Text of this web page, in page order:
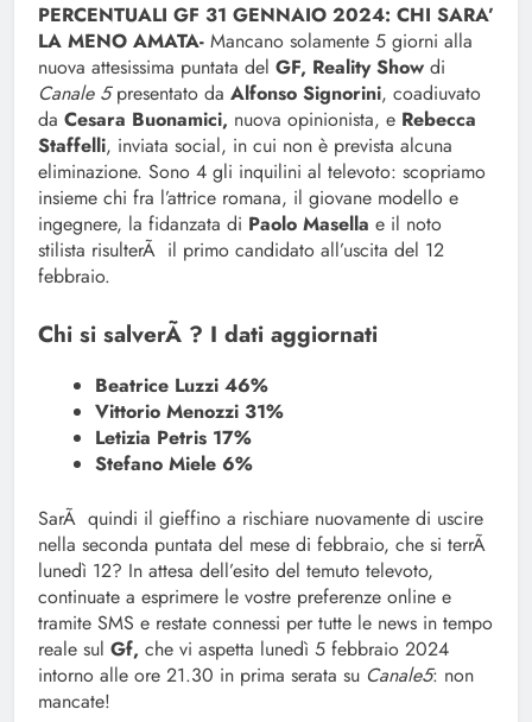
PERCENTUALI GF 31 GENNAIO 2024: CHI SARA’
LA MENO AMATA- Mancano solamente 5 giorni alla
nuova attesissima puntata del GF, Reality Show di
Canale 5presentato da Alfonso Signorini, coadiuvato
da Cesara Buonamici, nuova opinionista, e Rebecca
Staffelli, inviata social, in cui non è prevista alcuna
eliminazione. Sono 4 gli inquilini al televoto: scopriamo
insieme chi fra l’attrice romana, il giovane modello e
ingegnere, la fidanzata di Paolo Masella e il noto
stilista risulterÃ il primo candidato all’uscita del 12
febbraio.
Chi si salverÃ ? I dati aggiornati
Beatrice Luzzi 46%
Vittorio Menozzi 31%
Letizia Petris 17%
Stefano Miele 6%
SarÃ quindi il gieffino a rischiare nuovamente di uscire
nella seconda puntata del mese di febbraio, che si terrÃ
lunedì 12? In attesa dell’esito del temuto televoto,
continuate a esprimere le vostre preferenze online e
tramite SMS e restate connessi per tutte le news in tempo
reale sul Gf, che vi aspetta lunedì 5 febbraio 2024
intorno alle ore 21.30 in prima serata su Canale5: non
mancate!